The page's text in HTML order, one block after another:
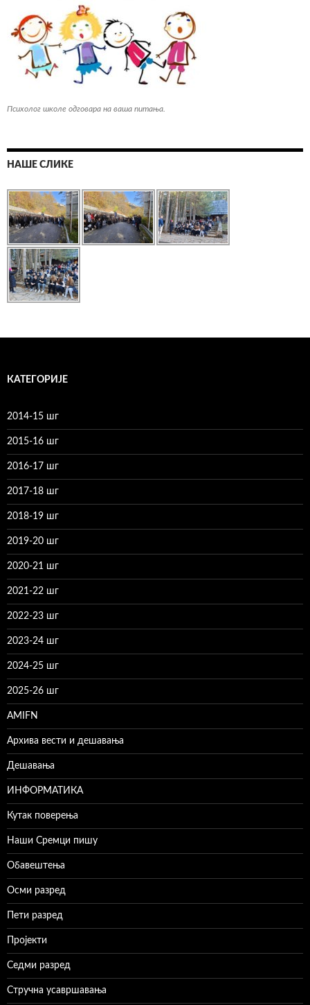
Психолог школе одговара на ваша питања.
НАШЕ СЛИКЕ
КАТЕГОРИЈЕ
2014-15 шг
2015-16 шг
2016-17 шг
2017-18 шг
2018-19 шг
2019-20 шг
2020-21 шг
2021-22 шг
2022-23 шг
2023-24 шг
2024-25 шг
2025-26 шг
AMIFN
Архива вести и дешавања
Дешавања
ИНФОРМАТИКА
Кутак поверења
Наши Сремци пишу
Обавештења
Осми разред
Пети разред
Пројекти
Седми разред
Стручна усавршавања